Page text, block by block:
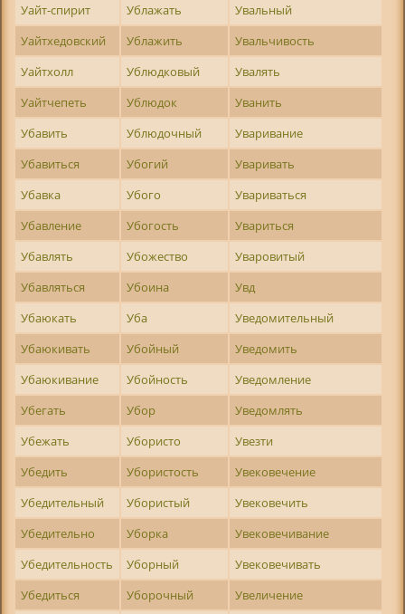
Уайт-спирит
Ублажать
Увальный
Уайтхедовский
Ублажить
Увальчивость
Уайтхолл
Ублюдковый
Увалять
Уайтчепеть
Ублюдок
Уванить
Убавить
Ублюдочный
Уваривание
Убавиться
Убогий
Уваривать
Убавка
Убого
Увариваться
Убавление
Убогость
Увариться
Убавлять
Убожество
Уваровитый
Убавляться
Убоина
Увд
Убаюкать
Уба
Уведомительный
Убаюкивать
Убойный
Уведомить
Убаюкивание
Убойность
Уведомление
Убегать
Убор
Уведомлять
Убежать
Убористо
Увезти
Убедить
Убористость
Увековечение
Убедительный
Убористый
Увековечить
Убедительно
Уборка
Увековечивание
Убедительность
Уборный
Увековечивать
Убедиться
Уборочный
Увеличение